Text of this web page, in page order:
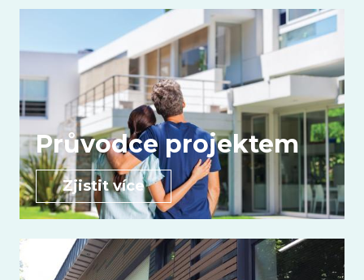
Průvodce projektem
Zjistit více